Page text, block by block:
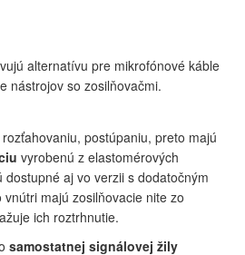
alternatívu pre mikrofónové káble
nástrojov so zosilňovačmi.
postúpaniu, preto majú
vyrobenú z elastomérových
dostupné aj vo verzii s dodatočným
majú zosilňovacie nite zo
ich roztrhnutie.
samostatnej signálovej žily